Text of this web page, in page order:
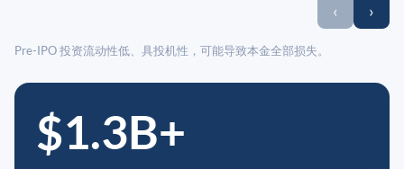
‹ ›
Pre-IPO 投资流动性低、具投机性，可能导致本金全部损失。
$1.3B+